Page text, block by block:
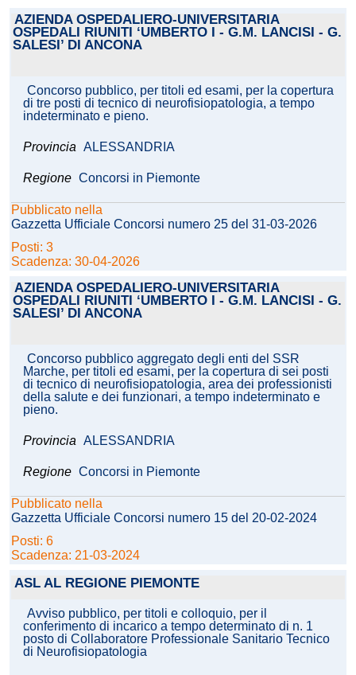
AZIENDA OSPEDALIERO-UNIVERSITARIA
OSPEDALI RIUNITI ‘UMBERTO I - G.M. LANCISI - G.
SALESI’ DI ANCONA
Concorso pubblico, per titoli ed esami, per la copertura
di tre posti di tecnico di neurofisiopatologia, a tempo
indeterminato e pieno.
Provincia ALESSANDRIA
Regione Concorsi in Piemonte
Pubblicato nella
Gazzetta Ufficiale Concorsi numero 25 del 31-03-2026
Posti: 3
Scadenza: 30-04-2026
AZIENDA OSPEDALIERO-UNIVERSITARIA
OSPEDALI RIUNITI ‘UMBERTO I - G.M. LANCISI - G.
SALESI’ DI ANCONA
Concorso pubblico aggregato degli enti del SSR
Marche, per titoli ed esami, per la copertura di sei posti
di tecnico di neurofisiopatologia, area dei professionisti
della salute e dei funzionari, a tempo indeterminato e
pieno.
Provincia ALESSANDRIA
Regione Concorsi in Piemonte
Pubblicato nella
Gazzetta Ufficiale Concorsi numero 15 del 20-02-2024
Posti: 6
Scadenza: 21-03-2024
ASL AL REGIONE PIEMONTE
Avviso pubblico, per titoli e colloquio, per il
conferimento di incarico a tempo determinato di n. 1
posto di Collaboratore Professionale Sanitario Tecnico
di Neurofisiopatologia